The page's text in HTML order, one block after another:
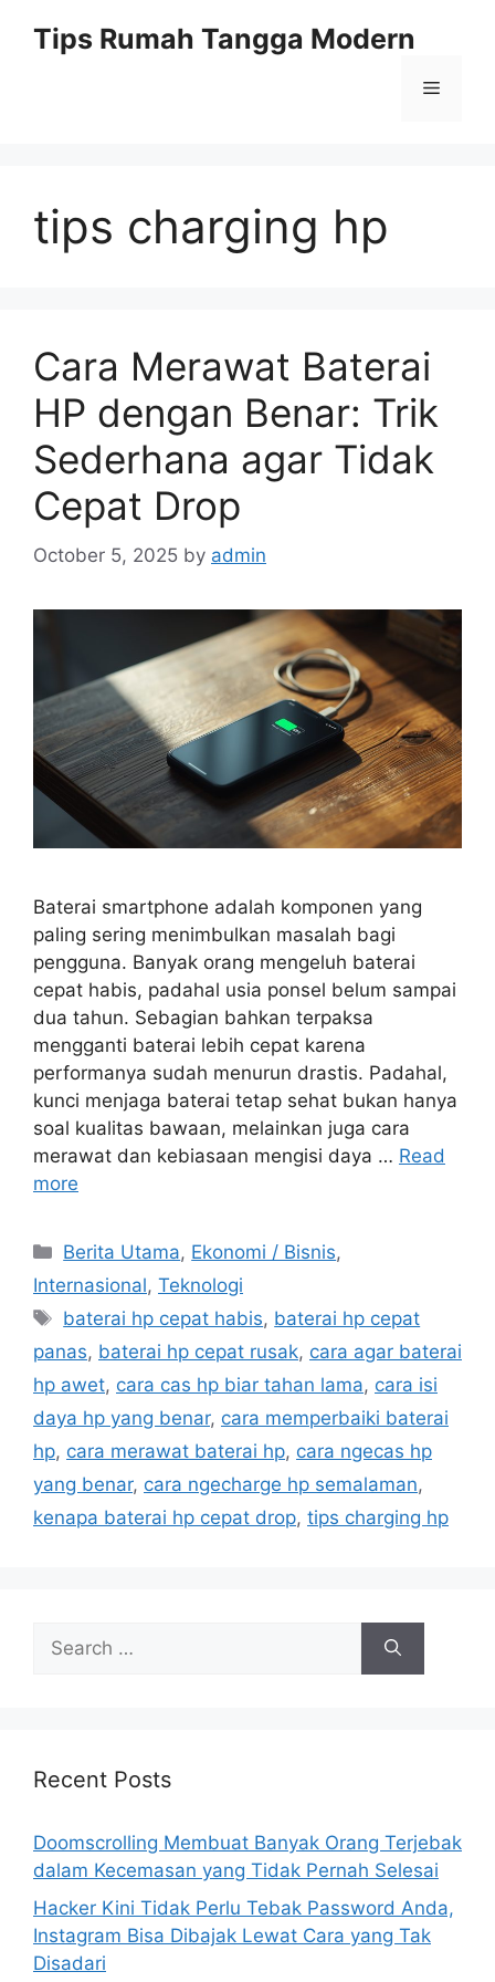
Tips Rumah Tangga Modern
Menu
tips charging hp
Cara Merawat Baterai
HP dengan Benar: Trik
Sederhana agar Tidak
Cepat Drop
October 5, 2025 by admin
Baterai smartphone adalah komponen yang
paling sering menimbulkan masalah bagi
pengguna. Banyak orang mengeluh baterai
cepat habis, padahal usia ponsel belum sampai
dua tahun. Sebagian bahkan terpaksa
mengganti baterai lebih cepat karena
performanya sudah menurun drastis. Padahal,
kunci menjaga baterai tetap sehat bukan hanya
soal kualitas bawaan, melainkan juga cara
merawat dan kebiasaan mengisi daya … Read
more
C
a
e
g
o
r
s
Berita Utama, Ekonomi / Bisnis,
Internasional, Teknologi
T
a
s
baterai hp cepat habis, baterai hp cepat
panas, baterai hp cepat rusak, cara agar baterai
hp awet, cara cas hp biar tahan lama, cara isi
daya hp yang benar, cara memperbaiki baterai
hp, cara merawat baterai hp, cara ngecas hp
yang benar, cara ngecharge hp semalaman,
kenapa baterai hp cepat drop, tips charging hp
h
r
:
Recent Posts
Doomscrolling Membuat Banyak Orang Terjebak
dalam Kecemasan yang Tidak Pernah Selesai
Hacker Kini Tidak Perlu Tebak Password Anda,
Instagram Bisa Dibajak Lewat Cara yang Tak
Disadari